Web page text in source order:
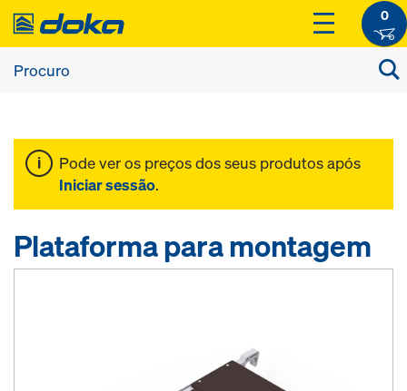
0
Pode ver os preços dos seus produtos após
Iniciar sessão.
Plataforma para montagem